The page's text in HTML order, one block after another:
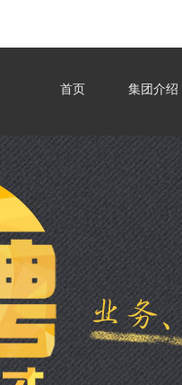
首页 集团介绍